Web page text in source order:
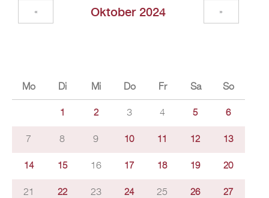
Oktober 2024
« »
Mo Di Mi Do Fr Sa So
1 2 3 4 5 6
7 8 9 10 11 12 13
14 15 16 17 18 19 20
21 22 23 24 25 26 27